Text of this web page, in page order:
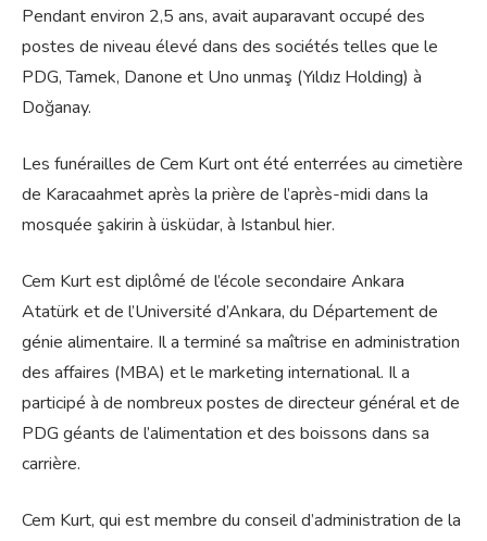
Pendant environ 2,5 ans, avait auparavant occupé des
postes de niveau élevé dans des sociétés telles que le
PDG, Tamek, Danone et Uno unmaş (Yıldız Holding) à
Doğanay.
Les funérailles de Cem Kurt ont été enterrées au cimetière
de Karacaahmet après la prière de l’après-midi dans la
mosquée şakirin à üsküdar, à Istanbul hier.
Cem Kurt est diplômé de l’école secondaire Ankara
Atatürk et de l’Université d’Ankara, du Département de
génie alimentaire. Il a terminé sa maîtrise en administration
des affaires (MBA) et le marketing international. Il a
participé à de nombreux postes de directeur général et de
PDG géants de l’alimentation et des boissons dans sa
carrière.
Cem Kurt, qui est membre du conseil d’administration de la